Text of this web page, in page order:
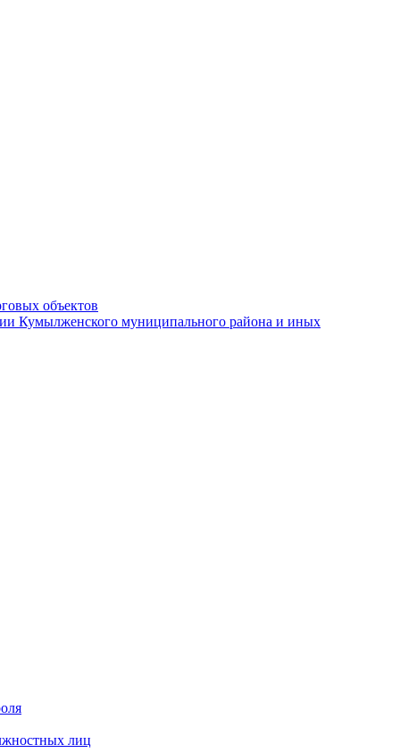
объектов
Кумылженского муниципального района и иных
лиц